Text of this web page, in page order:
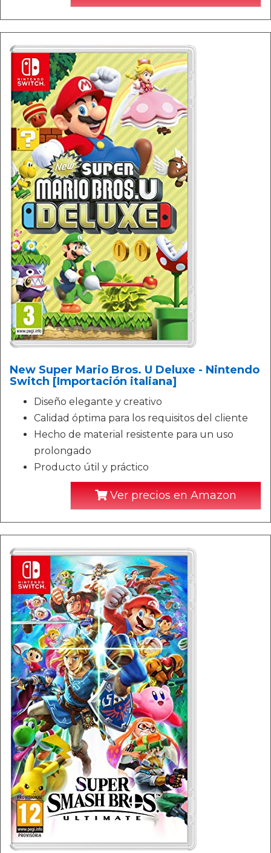
New Super Mario Bros. U Deluxe - Nintendo
Switch [Importación italiana]
Diseño elegante y creativo
Calidad óptima para los requisitos del cliente
Hecho de material resistente para un uso
prolongado
Producto útil y práctico
Ver precios en Amazon